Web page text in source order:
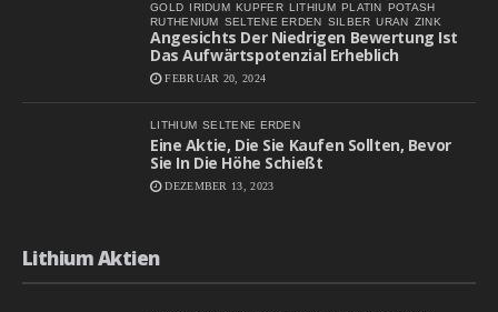
GOLD IRIDUM KUPFER LITHIUM PLATIN
POTASH
RUTHENIUM
SELTENE ERDEN SILBER URAN ZINK
Angesichts Der Niedrigen Bewertung Ist
Das Aufwärtspotenzial Erheblich
FEBRUAR 20, 2024
LITHIUM SELTENE ERDEN
Eine Aktie, Die Sie Kaufen Sollten, Bevor
Sie In Die Höhe Schießt
DEZEMBER 13, 2023
Lithium Aktien